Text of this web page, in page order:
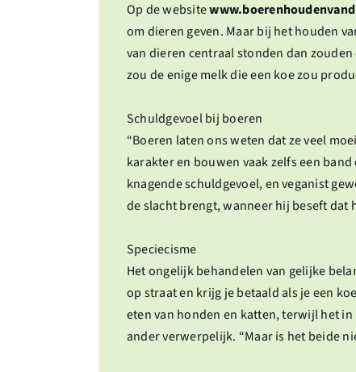
Op de website
om dieren geven. Maar bij het houden
van dieren centraal stonden dan
zou de enige melk die een koe zou
Schuldgevoel bij boeren
“Boeren laten ons weten dat ze veel
karakter en bouwen vaak zelfs een
knagende schuldgevoel, en veganist
de slacht brengt, wanneer hij beseft
Speciecisme
Het ongelijk behandelen van gelijke
op straat en krijg je betaald als je een
eten van honden en katten, terwijl het
ander verwerpelijk. “Maar is het beide